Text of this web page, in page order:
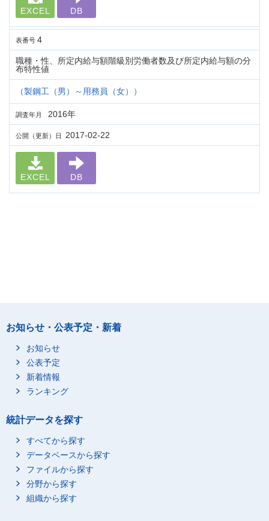
EXCEL DB
表番号 4
職種・性、所定内給与額階級別労働者数及び所定内給与額の分
布特性値
（製鋼工（男）～用務員（女））
調査年月 2016年
公開（更新）日 2017-02-22
EXCEL DB
お知らせ・公表予定・新着
お知らせ
公表予定
新着情報
ランキング
統計データを探す
すべてから探す
データベースから探す
ファイルから探す
分野から探す
組織から探す